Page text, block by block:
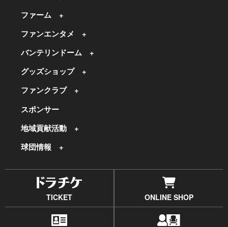
ファーム
ファンエンタメ
バンテリンドーム
グッズショップ
ファンクラブ
スポンサー
地域貢献活動
球団情報
TICKET ONLINE SHOP